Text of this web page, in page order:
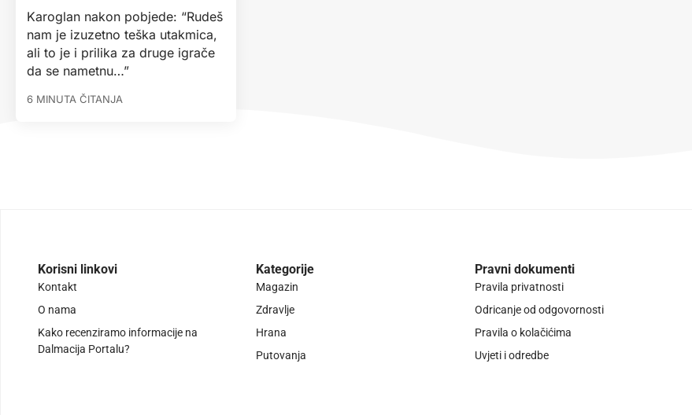
Karoglan nakon pobjede: “Rudeš
nam je izuzetno teška utakmica,
ali to je i prilika za druge igrače
da se nametnu…”
6 MINUTA ČITANJA
Korisni linkovi
Kontakt
O nama
Kako recenziramo informacije na
Dalmacija Portalu?
Kategorije
Magazin
Zdravlje
Hrana
Putovanja
Pravni dokumenti
Pravila privatnosti
Odricanje od odgovornosti
Pravila o kolačićima
Uvjeti i odredbe